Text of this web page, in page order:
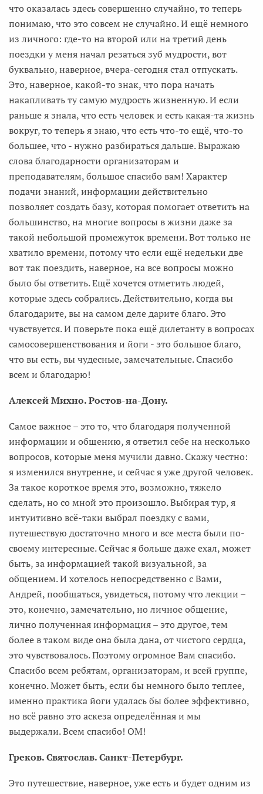
что оказалась здесь совершенно случайно, то теперь
понимаю, что это совсем не случайно. И ещё немного
из личного: где-то на второй или на третий день
поездки у меня начал резаться зуб мудрости, вот
буквально, наверное, вчера-сегодня стал отпускать.
Это, наверное, какой-то знак, что пора начать
накапливать ту самую мудрость жизненную. И если
раньше я знала, что есть человек и есть какая-та жизнь
вокруг, то теперь я знаю, что есть что-то ещё, что-то
большее, что - нужно разбираться дальше. Выражаю
слова благодарности организаторам и
преподавателям, большое спасибо вам! Характер
подачи знаний, информации действительно
позволяет создать базу, которая помогает ответить на
большинство, на многие вопросы в жизни даже за
такой небольшой промежуток времени. Вот только не
хватило времени, потому что если ещё недельки две
вот так поездить, наверное, на все вопросы можно
было бы ответить. Ещё хочется отметить людей,
которые здесь собрались. Действительно, когда вы
благодарите, вы на самом деле дарите благо. Это
чувствуется. И поверьте пока ещё дилетанту в вопросах
самосовершенствования и йоги - это большое благо,
что вы есть, вы чудесные, замечательные. Спасибо
всем и благодарю!
Алексей Михно. Ростов-на-Дону.
Самое важное – это то, что благодаря полученной
информации и общению, я ответил себе на несколько
вопросов, которые меня мучили давно. Скажу честно:
я изменился внутренне, и сейчас я уже другой человек.
За такое короткое время это, возможно, тяжело
сделать, но со мной это произошло. Выбирая тур, я
интуитивно всё-таки выбрал поездку с вами,
путешествую достаточно много и все места были по-
своему интересные. Сейчас я больше даже ехал, может
быть, за информацией такой визуальной, за
общением. И хотелось непосредственно с Вами,
Андрей, пообщаться, увидеться, потому что лекции –
это, конечно, замечательно, но личное общение,
лично полученная информация – это другое, тем
более в таком виде она была дана, от чистого сердца,
это чувствовалось. Поэтому огромное Вам спасибо.
Спасибо всем ребятам, организаторам, и всей группе,
конечно. Может быть, если бы немного было теплее,
именно практика йоги удалась бы более эффективно,
но всё равно это аскеза определённая и мы
выдержали. Всем спасибо! ОМ!
Греков. Святослав. Санкт-Петербург.
Это путешествие, наверное, уже есть и будет одним из